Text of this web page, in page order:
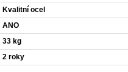
Kvalitní ocel
ANO
33 kg
2 roky